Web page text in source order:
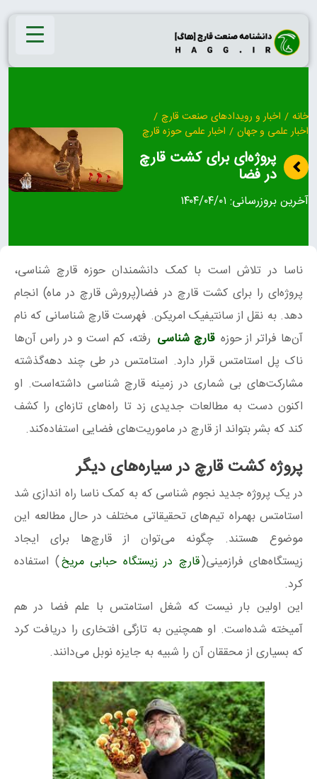
Skip
content
خانه / اخبار و رویدادهای صنعت قارچ /
اخبار علمی و جهان / اخبار علمی حوزه قارچ
پروژه‌ای برای کشت قارچ
در فضا
آخرین بروزرسانی: ۱۴۰۴/۰۴/۰۱
ناسا در تلاش است با کمک دانشمندان حوزه قارچ شناسی،
پروژه‌ای را برای کشت قارچ در فضا(پرورش قارچ در ماه) انجام
دهد. به نقل از سانتیفیک امریکن. فهرست قارچ شناسانی که نام
آن‌ها فراتر از حوزه قارچ شناسی رفته، کم است و در راس آن‌ها
ناک پل استامتس قرار دارد. استامتس در طی چند دهه‌گذشته
مشارکت‌های بی شماری در زمینه قارچ شناسی داشته‌است. او
اکنون دست به مطالعات جدیدی زد تا راه‌های تازه‌ای را کشف
کند که بشر بتواند از قارچ در ماموریت‌های فضایی استفاده‌کند.
پروژه کشت قارچ در سیاره‌های دیگر
در یک پروژه جدید نجوم شناسی که به کمک ناسا راه اندازی شد
استامتس بهمراه تیم‌های تحقیقاتی مختلف در حال مطالعه این
موضوع هستند. چگونه می‌توان از قارچ‌ها برای ایجاد
زیستگاه‌های فرازمینی(قارچ در زیستگاه حبابی مریخ) استفاده
کرد.
این اولین بار نیست که شغل استامتس با علم فضا در هم
آمیخته شده‌است. او همچنین به تازگی افتخاری را دریافت کرد
که بسیاری از محققان آن را شبیه به جایزه نوبل می‌دانند.